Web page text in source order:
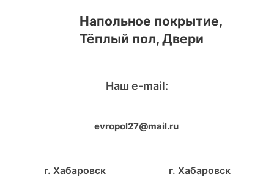
Напольное покрытие,
Тёплый пол, Двери
Наш e-mail:
evropol27@mail.ru
г. Хабаровск г. Хабаровск